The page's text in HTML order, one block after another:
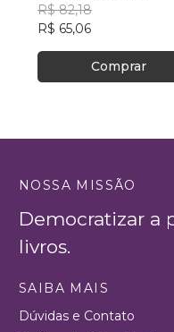
R$ 82,18
R$ 65,06
Comprar
NOSSA MISSÃO
Democratizar a
livros.
SAIBA MAIS
Dúvidas e Contato